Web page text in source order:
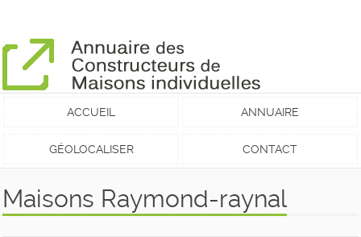
ACCUEIL ANNUAIRE
GÉOLOCALISER CONTACT
Maisons Raymond-raynal